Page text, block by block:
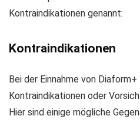
Kontraindikationen genannt:
Kontraindikationen
Bei der Einnahme von
Kontraindikationen oder
Hier sind einige mögliche